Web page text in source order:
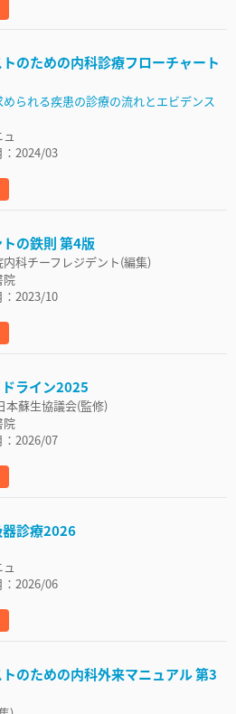
のための内科診療フローチャート
られる疾患の診療の流れとエビデンス
：2024/03
の鉄則 第4版
科チーフレジデント(編集)
院
：2023/10
ライン2025
本蘇生協議会(監修)
院
：2026/07
診療2026
：2026/06
のための内科外来マニュアル 第3